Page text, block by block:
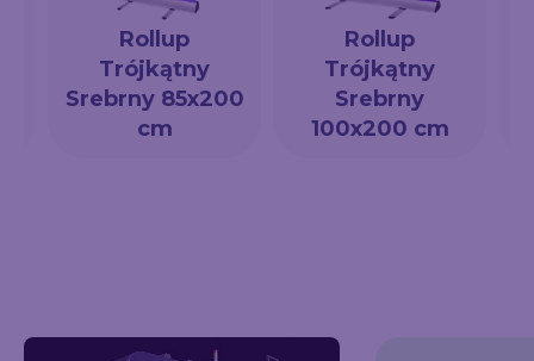
Rollup
Trójkątny
Srebrny 85x200
cm
Rollup
Trójkątny
Srebrny
100x200 cm